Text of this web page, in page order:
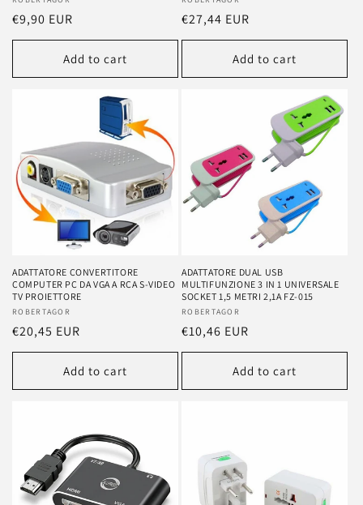
Regular
price
€9,90 EUR
Add to cart
Regular
price
€27,44 EUR
Add to cart
ADATTATORE CONVERTITORE
COMPUTER PC DA VGA A RCA S-VIDEO
TV PROIETTORE
Vendor:
ROBERTAGOR
Regular
price
€20,45 EUR
Add to cart
ADATTATORE DUAL USB
MULTIFUNZIONE 3 IN 1 UNIVERSALE
SOCKET 1,5 METRI 2,1A FZ-015
Vendor:
ROBERTAGOR
Regular
price
€10,46 EUR
Add to cart